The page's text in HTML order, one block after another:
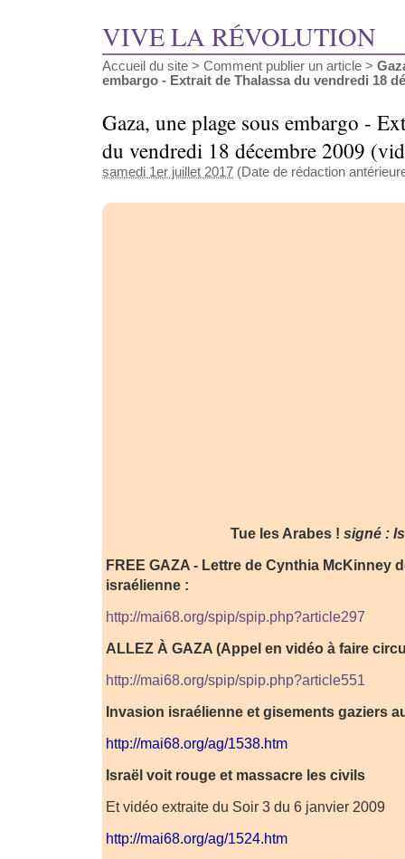
VIVE LA RÉVOLUTION
Accueil du site > Comment publier un article >
embargo - Extrait de Thalassa du vendredi 18
Gaza, une plage sous embargo -
du vendredi 18 décembre 2009
samedi 1er juillet 2017 (Date de rédaction
Tue les Arabes !signé :
FREE GAZA - Lettre de Cynthia McKinney
israélienne :
http://mai68.org/spip/spip.php?article297
ALLEZ À GAZA (Appel en vidéo à faire
http://mai68.org/spip/spip.php?article551
Invasion israélienne et gisements gaziers
http://mai68.org/ag/1538.htm
Israël voit rouge et massacre les civils
Et vidéo extraite du Soir 3 du 6 janvier 2009
http://mai68.org/ag/1524.htm